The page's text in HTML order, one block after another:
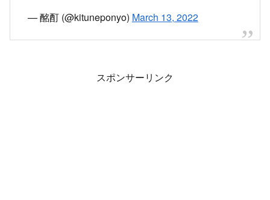
— 酩酊 (@kituneponyo) March 13, 2022
スポンサーリンク